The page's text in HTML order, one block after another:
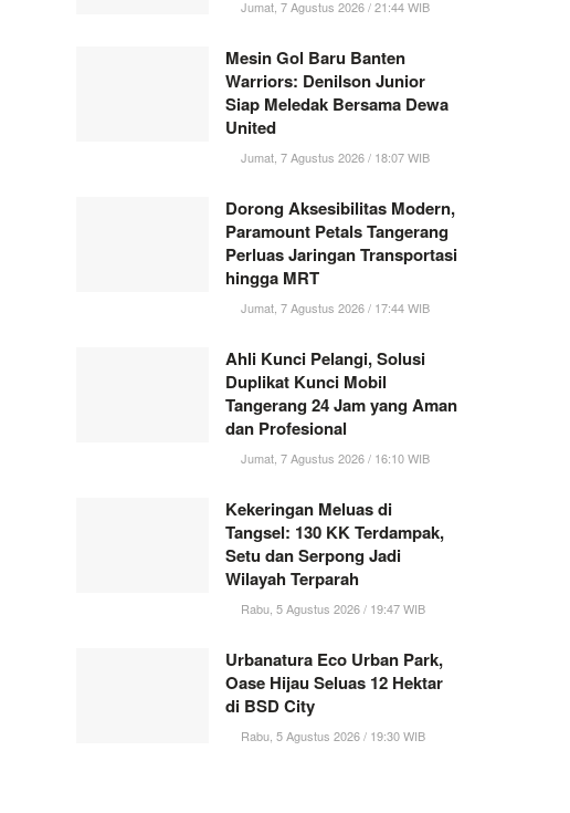
Jumat, 7 Agustus 2026 / 21:44 WIB
Mesin Gol Baru Banten
Warriors: Denilson Junior
Siap Meledak Bersama Dewa
United
Jumat, 7 Agustus 2026 / 18:07 WIB
Dorong Aksesibilitas Modern,
Paramount Petals Tangerang
Perluas Jaringan Transportasi
hingga MRT
Jumat, 7 Agustus 2026 / 17:44 WIB
Ahli Kunci Pelangi, Solusi
Duplikat Kunci Mobil
Tangerang 24 Jam yang Aman
dan Profesional
Jumat, 7 Agustus 2026 / 16:10 WIB
Kekeringan Meluas di
Tangsel: 130 KK Terdampak,
Setu dan Serpong Jadi
Wilayah Terparah
Rabu, 5 Agustus 2026 / 19:47 WIB
Urbanatura Eco Urban Park,
Oase Hijau Seluas 12 Hektar
di BSD City
Rabu, 5 Agustus 2026 / 19:30 WIB